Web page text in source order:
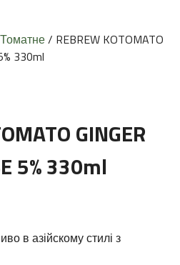
Томатне/ REBREW KOTOMATO
330ml
GINGER
5% 330ml
в азійскому стилі з